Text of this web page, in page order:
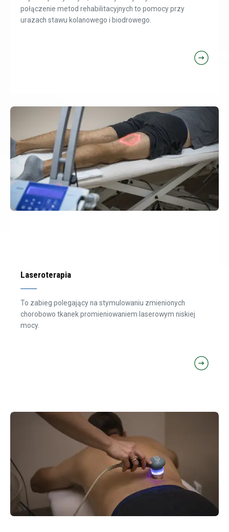
połączenie metod rehabilitacyjnych to pomocy przy
urazach stawu kolanowego i biodrowego.
Laseroterapia
To zabieg polegający na stymulowaniu zmienionych
chorobowo tkanek promieniowaniem laserowym niskiej
mocy.